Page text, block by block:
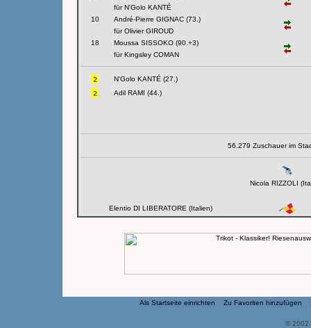
für N'Golo KANTÉ
10
André-Pierre GIGNAC (73.)
für Olivier GIROUD
18
Moussa SISSOKO (90.+3)
für Kingsley COMAN
N'Golo KANTÉ (27.)
Adil RAMI (44.)
56.279 Zuschauer im
Nicola RIZZOLI
Elentio DI LIBERATORE (Italien)
Als Startseite einrichten Zu Favoriten hinzufügen
©